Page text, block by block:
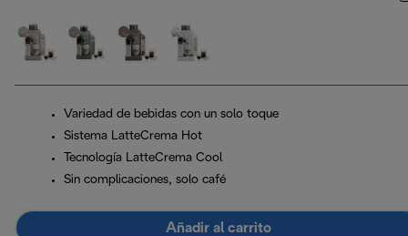
Variedad de bebidas con un solo toque
Sistema LatteCrema Hot
Tecnología LatteCrema Cool
Sin complicaciones, solo café
Añadir al carrito